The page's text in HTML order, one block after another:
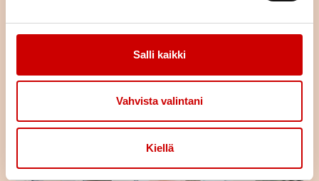
Salli kaikki
Vahvista valintani
Kiellä